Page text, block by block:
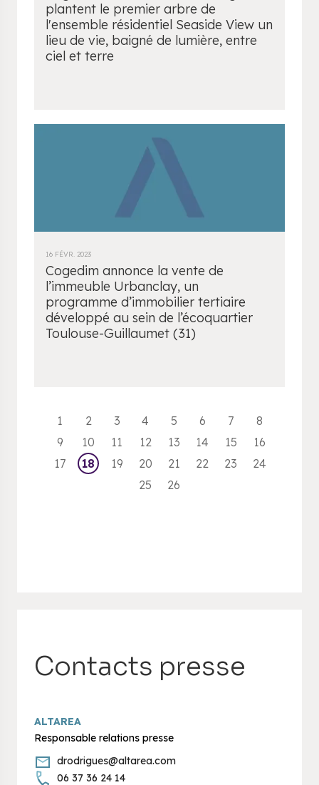
plantent le premier arbre de
l'ensemble résidentiel Seaside View un
lieu de vie, baigné de lumière, entre
ciel et terre
16 FÉVR. 2023
Cogedim annonce la vente de
l’immeuble Urbanclay, un
programme d’immobilier tertiaire
développé au sein de l’écoquartier
Toulouse-Guillaumet (31)
1 2 3 4 5 6 7
8
9
10 11 12 13 14 15
16
17
18 19 20 21 22 23
24
25
26
Contacts presse
ALTAREA
Responsable relations presse
drodrigues@altarea.com
06 37 36 24 14